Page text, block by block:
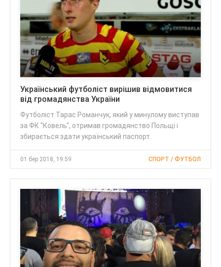
Український футболіст вирішив відмовитися
від громадянства України
Футболіст Тарас Романчук, який у минулому виступав
за ФК "Ковель", отримав громадянство Польщі і
збирається здати український паспорт.
01 бер 2018, 19:59 СПОРТ / ФУТБОЛ